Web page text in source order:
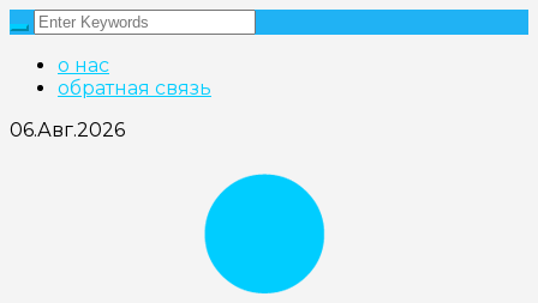
о нас
обратная связь
06.Авг.2026